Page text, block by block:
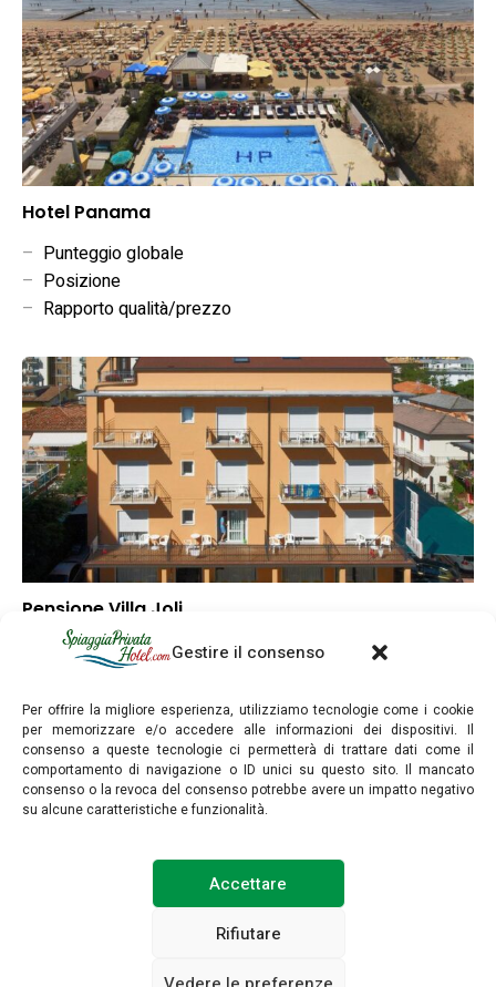
Gestire il consenso
Per offrire la migliore esperienza, utilizziamo tecnologie come i cookie
per memorizzare e/o accedere alle informazioni dei dispositivi. Il
consenso a queste tecnologie ci permetterà di trattare dati come il
comportamento di navigazione o ID unici su questo sito. Il mancato
consenso o la revoca del consenso potrebbe avere un impatto negativo
su alcune caratteristiche e funzionalità.
Accettare
Rifiutare
Hotel Panama
– Punteggio globale
– Posizione
– Rapporto qualità/prezzo
Pensione Villa Joli
Punteggio globale
Posizione
–Rapporto qualità/prezzo
SpiaggiaPrivataHotel.com © Copyright 2025. Tutti i diritti riservati.
POLITICA SULLA PRIVACY